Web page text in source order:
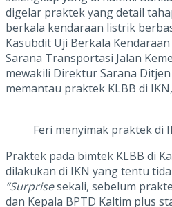
digelar praktek yang detail
berkala kendaraan listrik
Kasubdit Uji Berkala
Sarana Transportasi Jalan
mewakili Direktur Sarana
memantau praktek KLBB di
Feri menyimak praktek di
Praktek pada bimtek KLBB di
dilakukan di IKN yang tentu
“Surprisesekali, sebelum
dan Kepala BPTD Kaltim plus